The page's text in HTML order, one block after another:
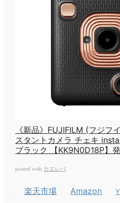
《新品》FUJIFILM (フジフ
スタントカメラ チェキ
ブラック 【KK9N0D18P】
posted with カエレバ
楽天市場 Amazon